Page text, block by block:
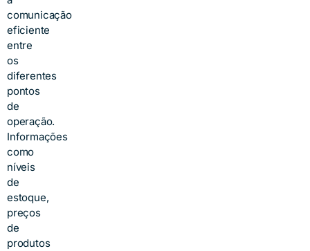
comunicação
eficiente
entre
os
diferentes
pontos
de
operação.
Informações
como
níveis
de
estoque,
preços
de
produtos